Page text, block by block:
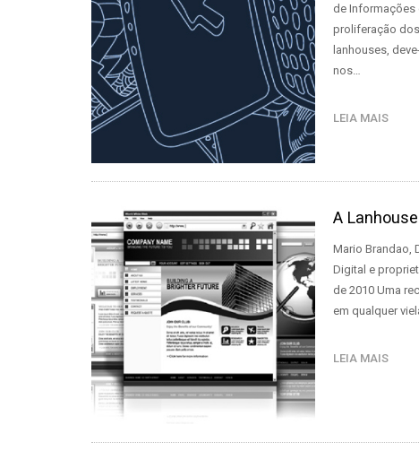
de Informações
proliferação
lanhouses,
nos…
LEIA MAIS
A
Mario Brandao,
Digital e
de 2010 Uma
em qualquer
LEIA MAIS